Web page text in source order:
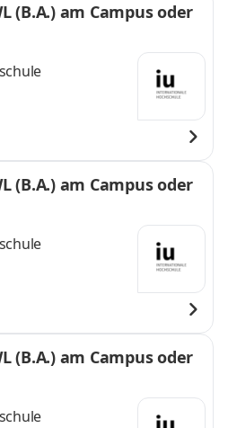
(B.A.) am Campus oder
(B.A.) am Campus oder
(B.A.) am Campus oder